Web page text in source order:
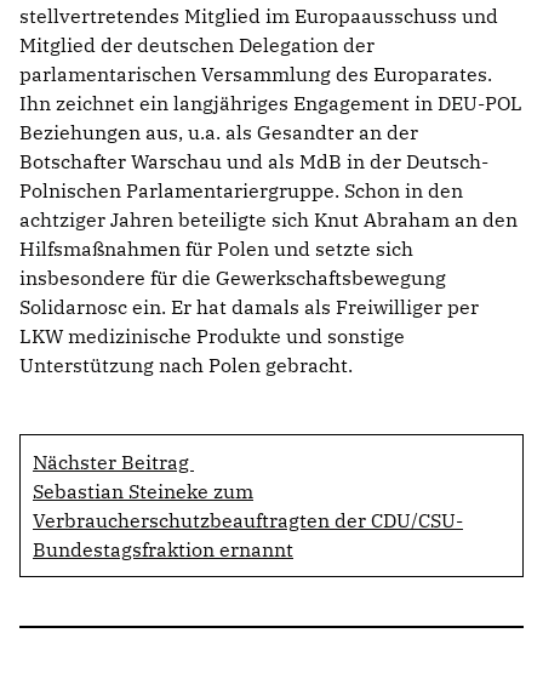
stellvertretendes Mitglied im Europaausschuss und
Mitglied der deutschen Delegation der
parlamentarischen Versammlung des Europarates.
Ihn zeichnet ein langjähriges Engagement in DEU-POL
Beziehungen aus, u.a. als Gesandter an der
Botschafter Warschau und als MdB in der Deutsch-
Polnischen Parlamentariergruppe. Schon in den
achtziger Jahren beteiligte sich Knut Abraham an den
Hilfsmaßnahmen für Polen und setzte sich
insbesondere für die Gewerkschaftsbewegung
Solidarnosc ein. Er hat damals als Freiwilliger per
LKW medizinische Produkte und sonstige
Unterstützung nach Polen gebracht.
Nächster Beitrag
Sebastian Steineke zum
Verbraucherschutzbeauftragten der CDU/CSU-
Bundestagsfraktion ernannt